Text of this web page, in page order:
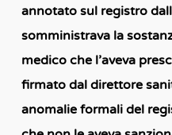
annotato sul registro
somministrava la
medico che l’aveva
firmato dal direttore
anomalie formali del